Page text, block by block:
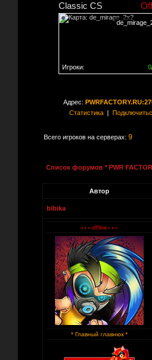
Classic CS
0
Игроки:
Адрес:
Статистика|
Всего игроков на серверах: 9
Список форумов * PWR
Автор
bibika
* Главный главнюк *